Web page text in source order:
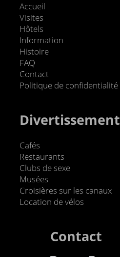
Accueil
Visites
Hôtels
Information
Histoire
FAQ
Contact
Politique de confidentialité
Divertissement
Cafés
Restaurants
Clubs de sexe
Musées
Croisières sur les canaux
Location de vélos
Contact